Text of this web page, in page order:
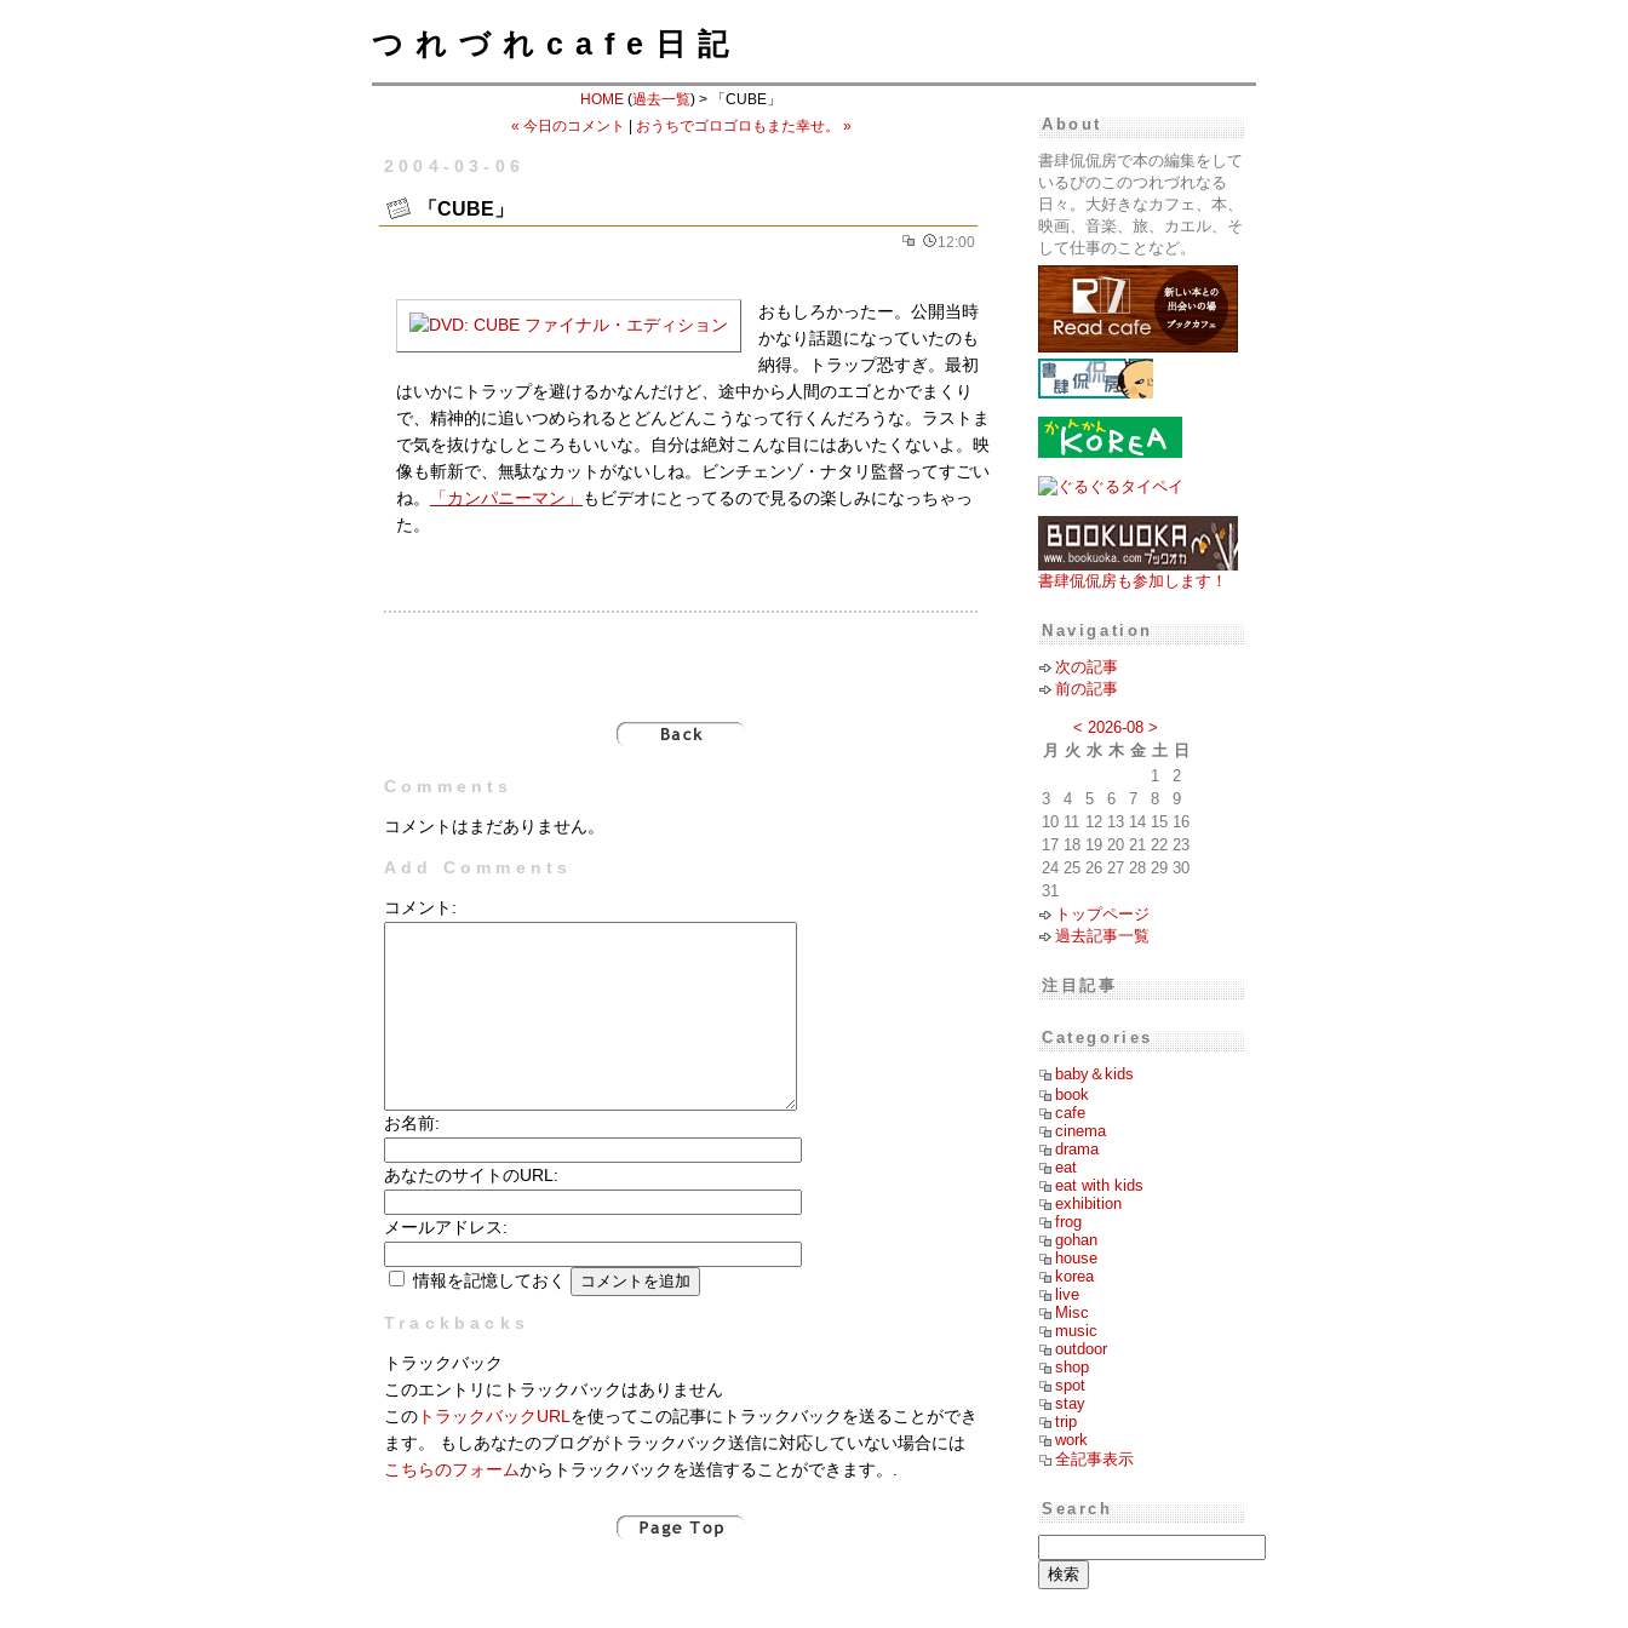
つれづれcafe日記
HOME (過去一覧) > 「CUBE」
« 今日のコメント
おうちでゴロゴロもまた幸せ。 »
2004-03-06
「CUBE」
12:00
おもしろかったー。公開当時
かなり話題になっていたのも
納得。トラップ恐すぎ。最初
はいかにトラップを避けるかなんだけど、途中から人間のエゴとかでまくり
で、精神的に追いつめられるとどんどんこうなって行くんだろうな。ラストま
で気を抜けなしところもいいな。自分は絶対こんな目にはあいたくないよ。映
像も斬新で、無駄なカットがないしね。ビンチェンゾ・ナタリ監督ってすごい
ね。
「カンパニーマン」
もビデオにとってるので見るの楽しみになっちゃっ
た。
Comments
コメントはまだありません。
Add Comments
コメント:
お名前:
あなたのサイトのURL:
メールアドレス:
情報を記憶しておく
Trackbacks
トラックバック
このエントリにトラックバックはありません
この トラックバックURL を使ってこの記事にトラックバックを送ることができ
ます。 もしあなたのブログがトラックバック送信に対応していない場合には
こちらのフォームからトラックバックを送信することができます。.
About
書肆侃侃房で本の編集をして
いるぴのこのつれづれなる
日々。大好きなカフェ、本、
映画、音楽、旅、カエル、そ
して仕事のことなど。
書肆侃侃房も参加します！
Navigation
次の記事
前の記事
< 2026-08 >
月
火 水 木 金 土 日
1
2
3
4 5 6 7 8
9
10 11 12 13 14 15 16
17 18 19 20 21 22 23
24 25 26 27 28 29 30
31
トップページ
過去記事一覧
注目記事
Categories
baby＆kids
book
cafe
cinema
drama
eat
eat with kids
exhibition
frog
gohan
house
korea
live
Misc
music
outdoor
shop
spot
stay
trip
work
全記事表示
Search